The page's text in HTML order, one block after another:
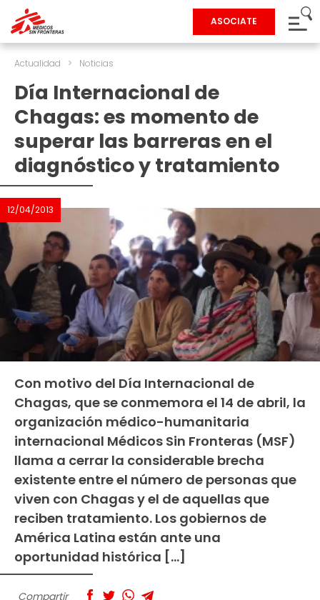
ASOCIATE
Actualidad > Noticias
Día Internacional de
Chagas: es momento de
superar las barreras en el
diagnóstico y tratamiento
12/04/2013
Con motivo del Día Internacional de
Chagas, que se conmemora el 14 de abril, la
organización médico-humanitaria
internacional Médicos Sin Fronteras (MSF)
llama a cerrar la considerable brecha
existente entre el número de personas que
viven con Chagas y el de aquellas que
reciben tratamiento. Los gobiernos de
América Latina están ante una
oportunidad histórica […]
Compartir